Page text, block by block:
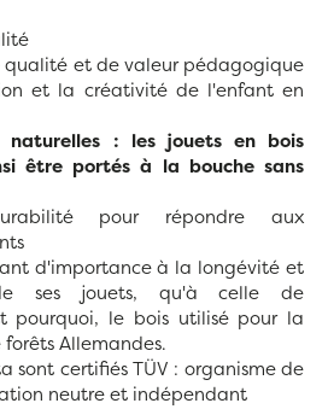
qualité et de valeur pédagogique
et la créativité de l'enfant en
naturelles : les jouets en bois
être portés à la bouche sans
pour répondre aux
d'importance à la longévité et
ses jouets, qu'à celle de
pourquoi, le bois utilisé pour la
Allemandes.
sont certifiés TÜV : organisme de
neutre et indépendant